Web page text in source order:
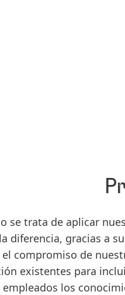
se trata de aplicar
diferencia, gracias a
compromiso de
existentes para
los